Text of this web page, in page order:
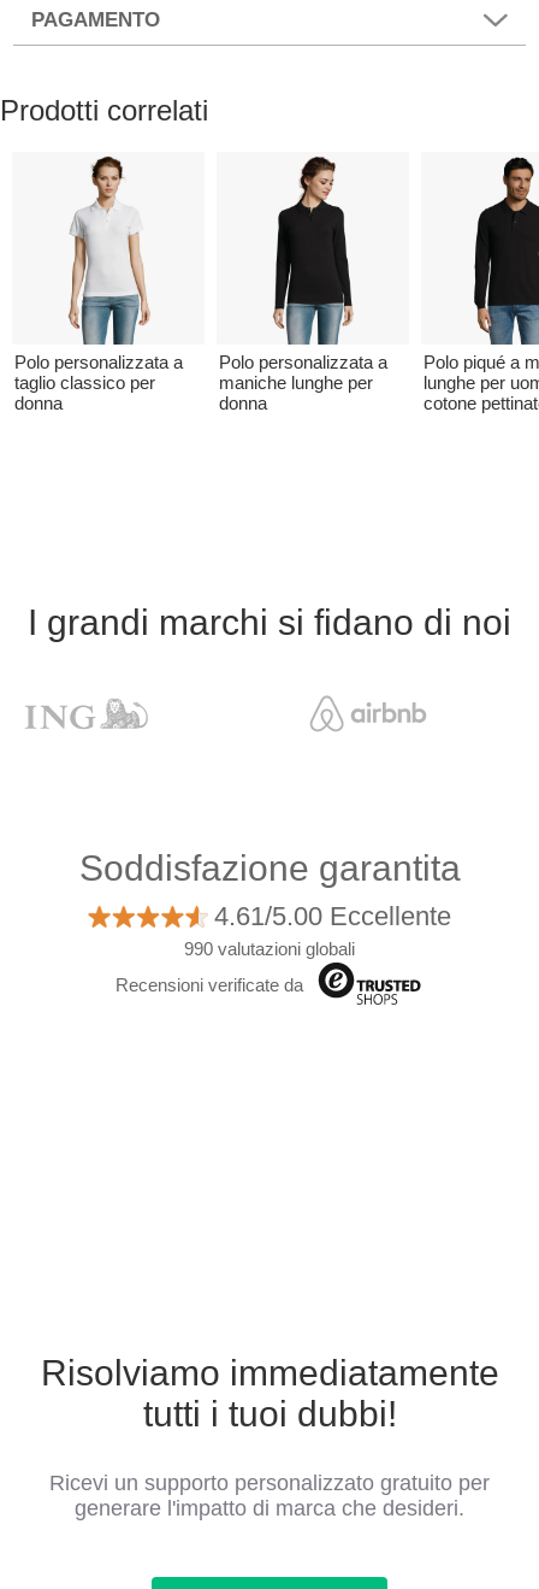
PAGAMENTO
Prodotti correlati
Polo personalizzata a
taglio classico per
donna
Polo personalizzata a
maniche lunghe per
donna
Polo piqué a
lunghe per
cotone
I grandi marchi si fidano di noi
Soddisfazione garantita
4.61/5.00 Eccellente
990 valutazioni globali
Recensioni verificate da
Risolviamo immediatamente
tutti i tuoi dubbi!
Ricevi un supporto personalizzato gratuito per
generare l'impatto di marca che desideri.